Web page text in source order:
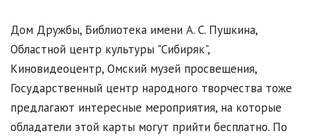
Дом Дружбы, Библиотека имени А. С. Пушкина,
Областной центр культуры "Сибиряк",
Киновидеоцентр, Омский музей просвещения,
Государственный центр народного творчества тоже
предлагают интересные мероприятия, на которые
обладатели этой карты могут прийти бесплатно. По